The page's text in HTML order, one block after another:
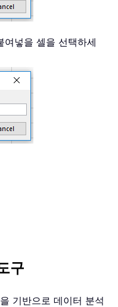
여넣을 셀을 선택하세
구
을 기반으로 데이터 분석